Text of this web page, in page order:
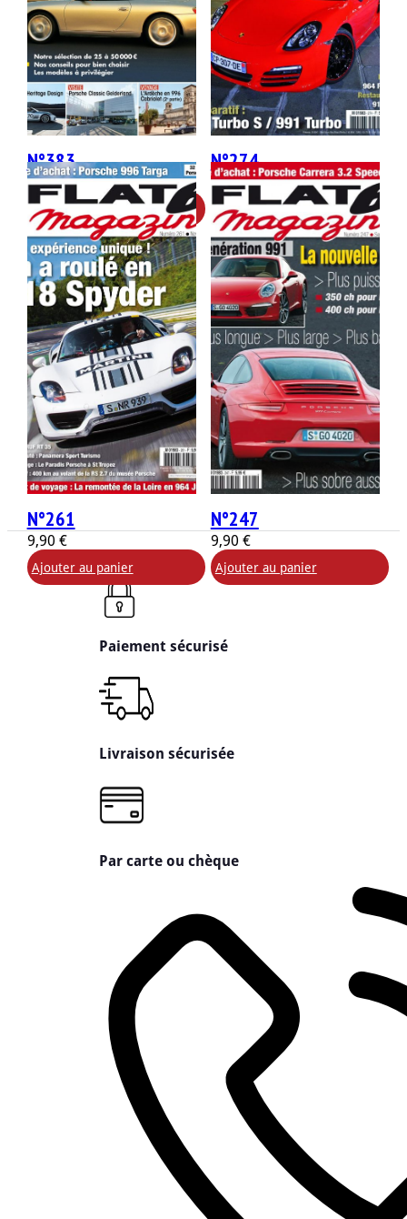
N°383
9,90€
Ajouter au panier
N°274
9,90€
N°261
9,90 €
Ajouter au panier
N°247
9,90 €
Ajouter au panier
Paiement sécurisé
Livraison sécurisée
Par carte ou chèque